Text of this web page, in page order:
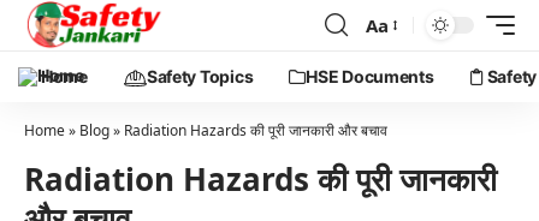
Aa
Home Safety Topics HSE Documents
Home» Blog» Radiation Hazards की पूरी जानकारी और बचाव
Radiation Hazards की पूरी जानकारी